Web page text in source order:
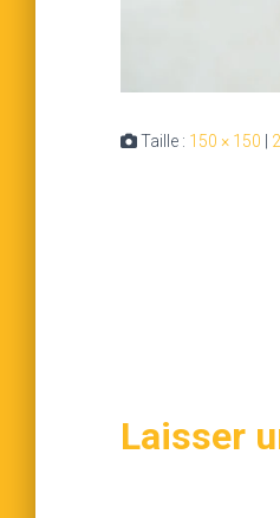
Taille : 150 × 150
Laisser